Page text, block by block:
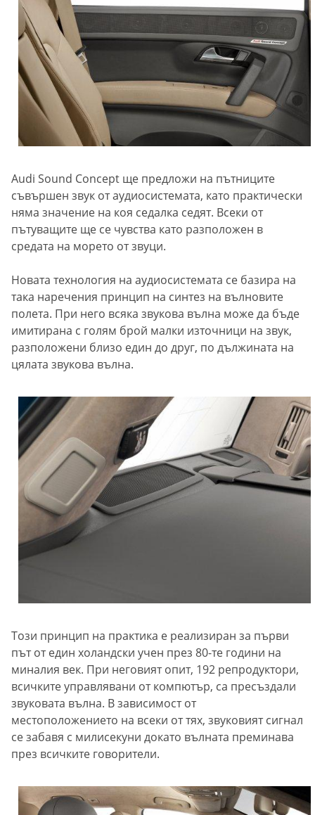
Audi Sound Concept ще предложи на пътниците
съвършен звук от аудиосистемата, като практически
няма значение на коя седалка седят. Всеки от
пътуващите ще се чувства като разположен в
средата на морето от звуци.
Новата технология на аудиосистемата се базира на
така наречения принцип на синтез на вълновите
полета. При него всяка звукова вълна може да бъде
имитирана с голям брой малки източници на звук,
разположени близо един до друг, по дължината на
цялата звукова вълна.
Този принцип на практика е реализиран за първи
път от един холандски учен през 80-те години на
миналия век. При неговият опит, 192 репродуктори,
всичките управлявани от компютър, са пресъздали
звуковата вълна. В зависимост от
местоположението на всеки от тях, звуковият сигнал
се забавя с милисекуни докато вълната преминава
през всичките говорители.